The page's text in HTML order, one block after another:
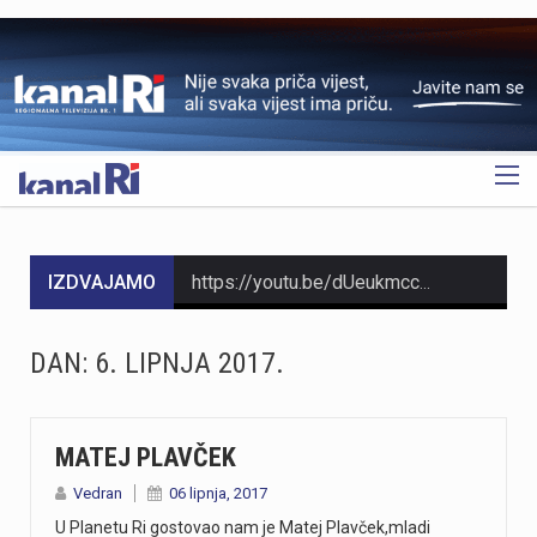
OGLAS
IZDVAJAMO
DAN: 6. LIPNJA 2017.
MATEJ PLAVČEK
Vedran 06 lipnja, 2017
U Planetu Ri gostovao nam je Matej Plavček,mladi